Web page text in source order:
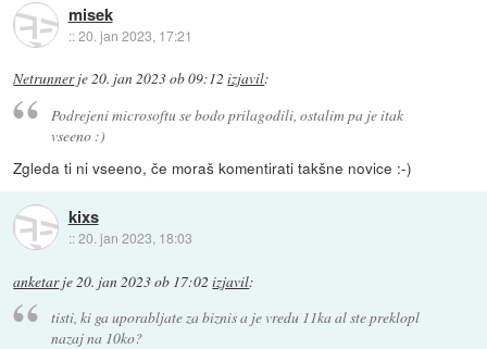
misek
::20. jan 2023, 17:21
Netrunnerje20. jan 2023 ob 09:12 izjavil:
Podrejeni microsoftu se bodo prilagodili, ostalim pa je itak
vseeno :)
Zgleda ti ni vseeno, če moraš komentirati takšne novice :-)
kixs
::20. jan 2023, 18:03
anketarje20. jan 2023 ob 17:02 izjavil:
tisti, ki ga uporabljate za biznis a je vredu 11ka al ste preklopl
nazaj na 10ko?